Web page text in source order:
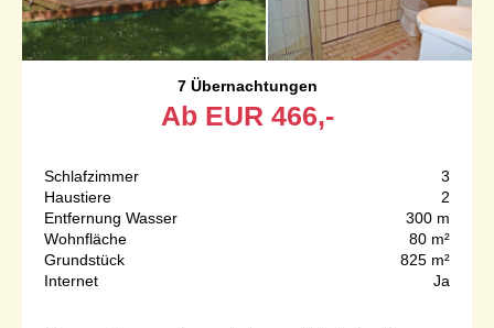
7 Übernachtungen
Ab EUR 466,-
Schlafzimmer
3
Haustiere
2
Entfernung Wasser
300 m
Wohnfläche
80 m²
Grundstück
825 m²
Internet
Ja